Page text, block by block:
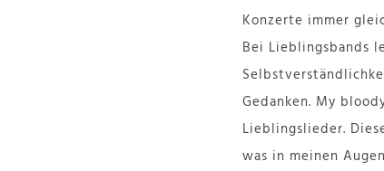
Konzerte immer
Bei Lieblingsbands
Gedanken. My
Lieblingslieder.
was in meinen